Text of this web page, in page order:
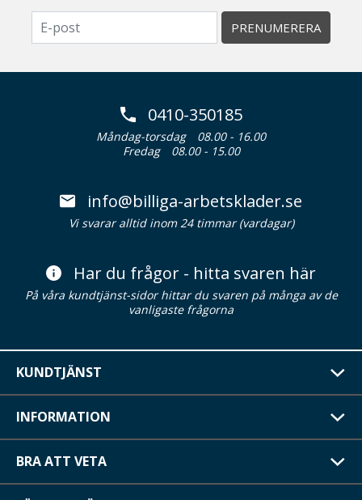
PRENUMERERA
0410-350185
Måndag-torsdag
08.00 - 16.00
Fredag
08.00 - 15.00
info@billiga-arbetsklader.se
Vi svarar alltid inom 24 timmar (vardagar)
Har du frågor - hitta svaren här
På våra kundtjänst-sidor hittar du svaren på många av de
vanligaste frågorna
KUNDTJÄNST
INFORMATION
BRA ATT VETA